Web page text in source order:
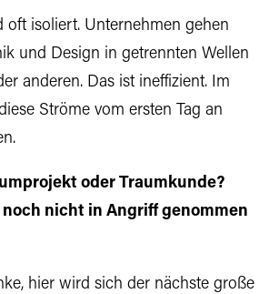
oft isoliert. Unternehmen gehen
und Design in getrennten Wellen
anderen. Das ist ineffizient. Im
Ströme vom ersten Tag an
oder Traumkunde?
noch nicht in Angriff genommen
hier wird sich der nächste große